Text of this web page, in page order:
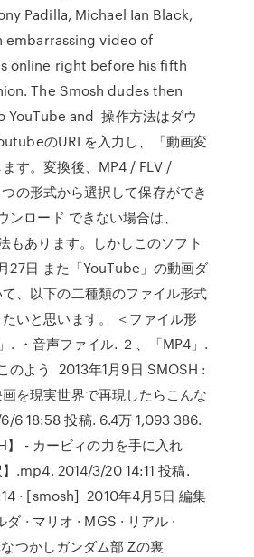
Padilla, Michael Ian Black,
embarrassing video of
online right before his fifth
The Smosh dudes then
and 操作方法はダウ
のURLを入力し、「動画変
す。変換後、MP4 / FLV /
の形式から選択して保存ができ
ンロード できない場合は、
もあります。しかしこのソフト
27日 また「YouTube」の動画ダ
、以下の二種類のファイル形式
いと思います。 ＜ファイル形
. ・音声ファイル. ２、「MP4」.
のよう 2013年1月9日 SMOSH :
を現実世界で再現したらこんな
6 18:58 投稿. 6.4万 1,093 386.
】 - カービィの力を手に入れ
.mp4. 2014/3/20 14:11 投稿.
· [smosh] 2010年4月5日 編集
· マリオ · MGS · リアル ·
つかしガンダム部 Ζの裏